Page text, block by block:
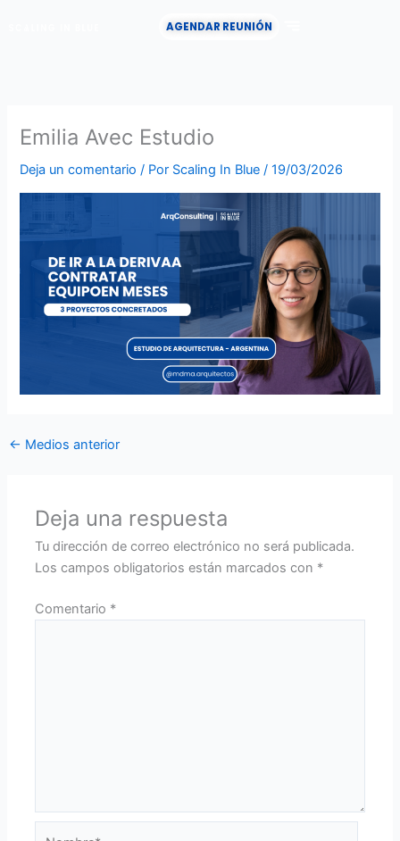
AGENDAR REUNIÓN
Emilia Avec Estudio
Deja un comentario / Por Scaling In Blue/19/03/2026
← Medios anterior
Deja una respuesta
Tu dirección de correo electrónico no será publicada.
Los campos obligatorios están marcados con *
Comentario *